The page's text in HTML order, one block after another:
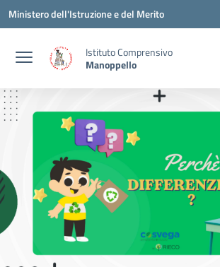
Vai ai contenuti
Vai al menu di navigazione
Vai al footer
Ministero dell'Istruzione e del Merito
Istituto Comprensivo
Manoppello